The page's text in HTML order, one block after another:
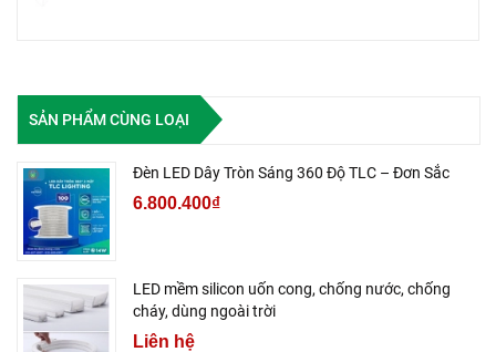
SẢN PHẨM CÙNG LOẠI
Đèn LED Dây Tròn Sáng 360 Độ TLC – Đơn Sắc
6.800.400₫
LED mềm silicon uốn cong, chống nước, chống
cháy, dùng ngoài trời
Liên hệ